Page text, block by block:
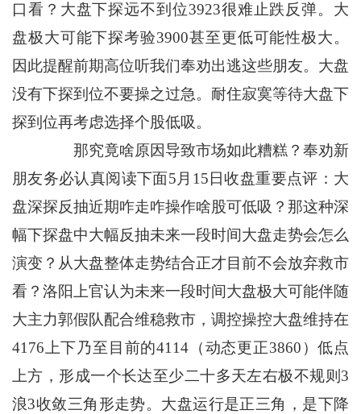
口看？大盘下探远不到位3923很难止跌反弹。大
盘极大可能下探考验3900甚至更低可能性极大。
因此提醒前期高位听我们奉劝出逃这些朋友。大盘
没有下探到位不要操之过急。耐住寂寞等待大盘下
探到位再考虑选择个股低吸。
那究竟啥原因导致市场如此糟糕？奉劝新
朋友务必认真阅读下面5月15日收盘重要点评：大
盘深探反抽近期咋走咋操作啥股可低吸？那这种深
幅下探盘中大幅反抽未来一段时间大盘走势会怎么
演变？从大盘整体走势结合正才目前不会放弃救市
看？洛阳上官认为未来一段时间大盘极大可能伴随
大主力郭假队配合维稳救市，调控操控大盘维持在
4176上下乃至目前的4114（动态更正3860）低点
上方，形成一个长达至少二十多天左右极不规则3
浪3收敛三角形走势。大盘运行是正三角，是下降